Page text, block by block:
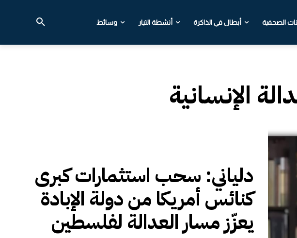
الصحفية أبطال في الذاكرة أنشطة التيار وسائط
الإنسانية
دلياني: سحب استثمارات كبرى
كنائس أمريكا من دولة الإبادة
يعزّز مسار العدالة لفلسطين